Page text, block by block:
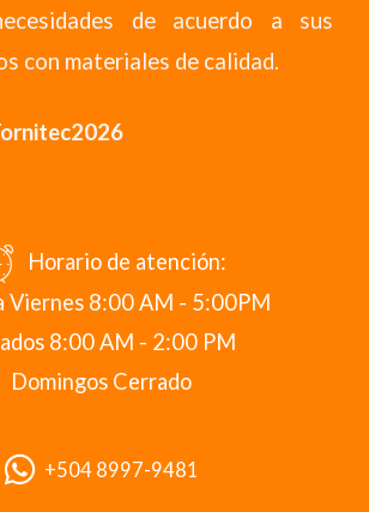
de acuerdo a sus
con materiales de calidad.
Horario de atención:
Viernes 8:00 AM - 5:00PM
8:00 AM - 2:00 PM
Domingos Cerrado
+504 8997-9481